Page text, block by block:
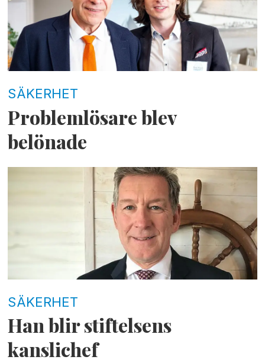
SÄKERHET
Problemlösare blev
belönade
SÄKERHET
Han blir stiftelsens
kanslichef